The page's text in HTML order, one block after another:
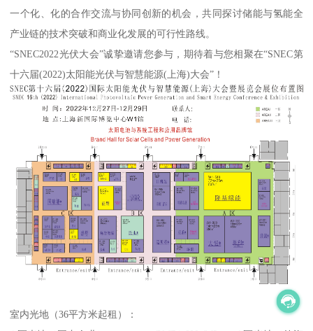
一个化、化的合作交流与协同创新的机会，共同探讨储能与氢能全
产业链的技术突破和商业化发展的可行性路线。
“SNEC2022光伏大会”诚挚邀请您参与，期待着与您相聚在“SNEC第
十六届(2022)太阳能光伏与智慧能源(上海)大会”！
室内光地（36平方米起租）：